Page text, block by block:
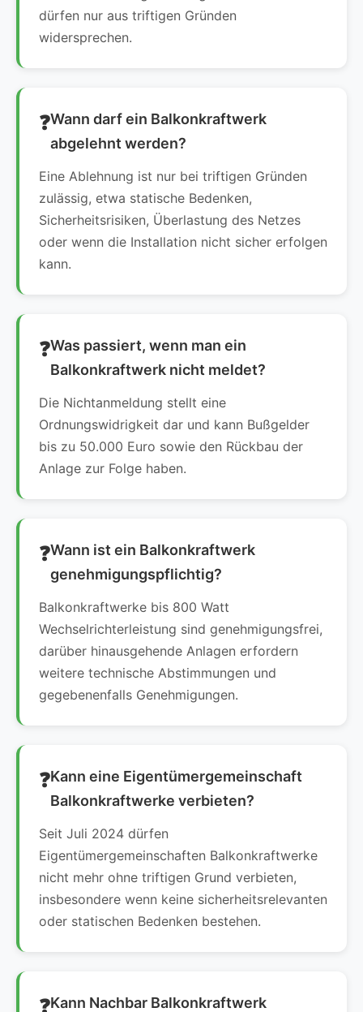
dürfen nur aus triftigen Gründen
widersprechen.
Wann darf ein Balkonkraftwerk
abgelehnt werden?
Eine Ablehnung ist nur bei triftigen Gründen
zulässig, etwa statische Bedenken,
Sicherheitsrisiken, Überlastung des Netzes
oder wenn die Installation nicht sicher erfolgen
kann.
Was passiert, wenn man ein
Balkonkraftwerk nicht meldet?
Die Nichtanmeldung stellt eine
Ordnungswidrigkeit dar und kann Bußgelder
bis zu 50.000 Euro sowie den Rückbau der
Anlage zur Folge haben.
Wann ist ein Balkonkraftwerk
genehmigungspflichtig?
Balkonkraftwerke bis 800 Watt
Wechselrichterleistung sind genehmigungsfrei,
darüber hinausgehende Anlagen erfordern
weitere technische Abstimmungen und
gegebenenfalls Genehmigungen.
Kann eine Eigentümergemeinschaft
Balkonkraftwerke verbieten?
Seit Juli 2024 dürfen
Eigentümergemeinschaften Balkonkraftwerke
nicht mehr ohne triftigen Grund verbieten,
insbesondere wenn keine sicherheitsrelevanten
oder statischen Bedenken bestehen.
Kann Nachbar Balkonkraftwerk